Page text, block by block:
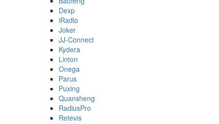
Dexp
iRadio
Joker
JJ-Connect
Kydera
Linton
Onega
Parus
Puxing
Quansheng
RadiusPro
Retevis